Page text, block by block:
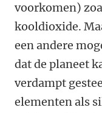
voorkomen)
kooldioxide.
een andere
dat de planeet
verdampt
elementen als